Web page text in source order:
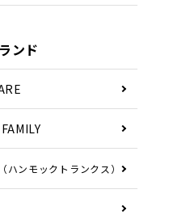
ンド
（ハンモックトランクス）